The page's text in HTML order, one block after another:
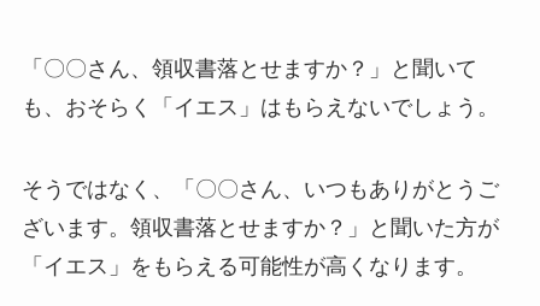
「〇〇さん、領収書落とせますか？」と聞いて
も、おそらく「イエス」はもらえないでしょう。
そうではなく、「〇〇さん、いつもありがとうご
ざいます。領収書落とせますか？」と聞いた方が
「イエス」をもらえる可能性が高くなります。